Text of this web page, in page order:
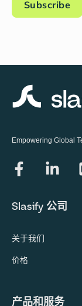
Empowering Global
Slasify 公司
关于我们
价格
产品和服务